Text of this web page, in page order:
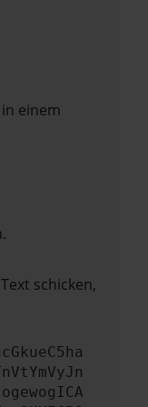
einem
schicken,